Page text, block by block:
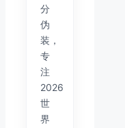
分
伪
装，
专
注
2026
世
界